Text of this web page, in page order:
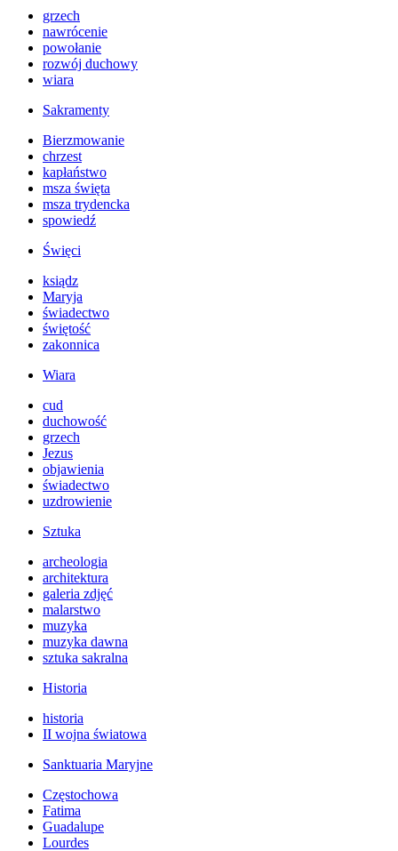
grzech
nawrócenie
powołanie
rozwój duchowy
wiara
Sakramenty
Bierzmowanie
chrzest
kapłaństwo
msza święta
msza trydencka
spowiedź
Święci
ksiądz
Maryja
świadectwo
świętość
zakonnica
Wiara
cud
duchowość
grzech
Jezus
objawienia
świadectwo
uzdrowienie
Sztuka
archeologia
architektura
galeria zdjęć
malarstwo
muzyka
muzyka dawna
sztuka sakralna
Historia
historia
II wojna światowa
Sanktuaria Maryjne
Częstochowa
Fatima
Guadalupe
Lourdes